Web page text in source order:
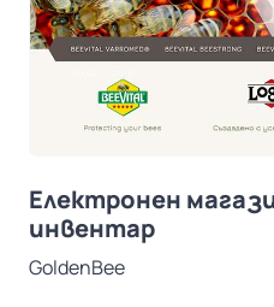
Електронен
инвентар
GoldenBee